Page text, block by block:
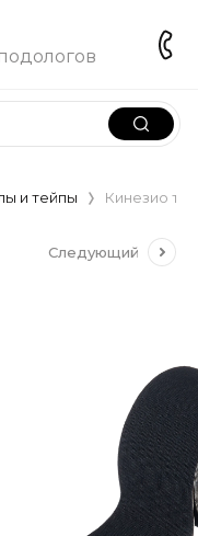
и тейпы Кинезио
Следующий